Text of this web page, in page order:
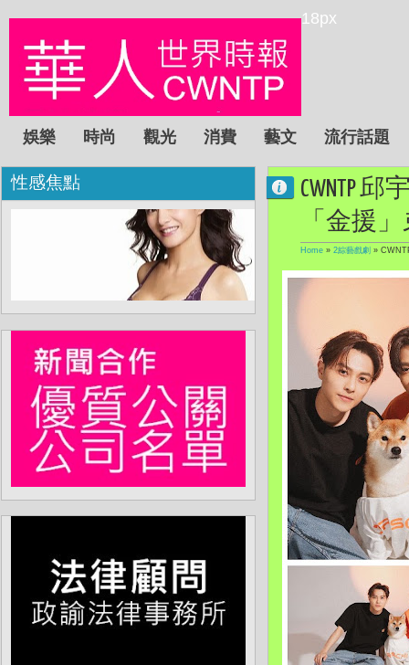
18px
娛樂 時尚 觀光 消費 藝文 流行話題
CWNTP
「金援
Home » 2綜藝戲劇 »
性感焦點